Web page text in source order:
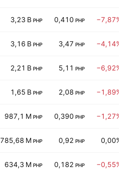
3,23 B PHP 0,410 PHP
3,16 B PHP 3,47 PHP
2,21 B PHP 5,11 PHP
1,65 B PHP 2,08 PHP
987,1 M PHP 0,390 PHP
785,68 M PHP 0,92 PHP
634,3 M PHP 0,182 PHP